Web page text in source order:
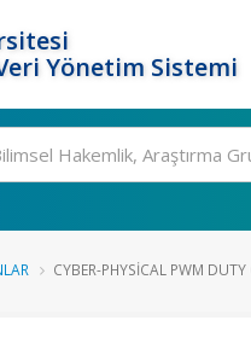
Yönetim Sistemi
CYBER-PHYSICAL PWM